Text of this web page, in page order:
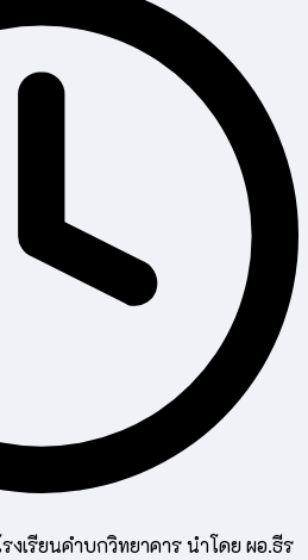
เรียนคำบกวิทยาคาร นำโดย ผอ.ธีร